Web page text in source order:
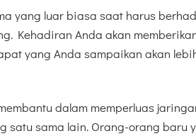
yang luar biasa saat harus
Kehadiran Anda akan
yang Anda sampaikan akan
dalam memperluas
satu sama lain. Orang-orang baru